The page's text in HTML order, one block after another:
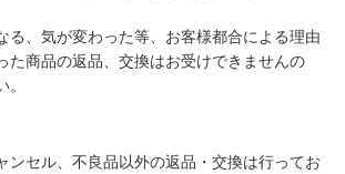
る、気が変わった等、お客様都合による理由
た商品の返品、交換はお受けできませんの
ンセル、不良品以外の返品・交換は行ってお